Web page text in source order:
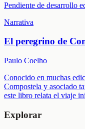
Pendiente de desarrollo
Narrativa
El peregrino de
Paulo Coelho
Conocido en muchas
Compostela y asociado
este libro relata el viaje
Explorar